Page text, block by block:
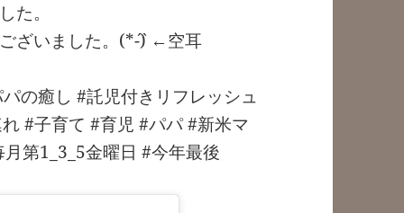
た。
ざいました。(*´-`) ←空耳
の癒し #託児付きリフレッシュ
#子育て #育児 #パパ #新米マ
第1_3_5金曜日 #今年最後